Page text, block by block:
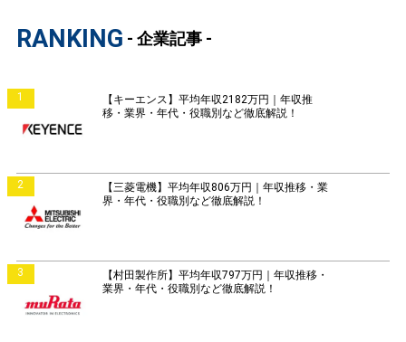
RANKING - 企業記事 -
1
【キーエンス】平均年収2182万円｜年収推
移・業界・年代・役職別など徹底解説！
2
【三菱電機】平均年収806万円｜年収推移・業
界・年代・役職別など徹底解説！
3
【村田製作所】平均年収797万円｜年収推移・
業界・年代・役職別など徹底解説！